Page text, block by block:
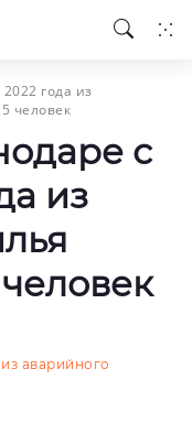
года из
человек
с
из
аварийного